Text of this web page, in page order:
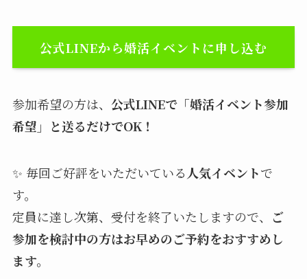
公式LINEから婚活イベントに申し込む
参加希望の方は、 公式LINEで「婚活イベント参加
希望」と送るだけでOK！
✨ 毎回ご好評をいただいている 人気イベントで
す。
定員に達し次第、受付を終了いたしますので、
ご
参加を検討中の方はお早めのご予約をおすすめし
ます。